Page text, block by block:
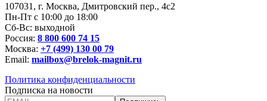
107031, г. Москва, Дмитровский пер., 4с2
Пн-Пт с 10:00 до 18:00
Сб-Вс: выходной
Россия: 8 800 600 74 15
Москва: +7 (499) 130 00 79
Email: mailbox@brelok-magnit.ru
Политика конфиденциальности
Подписка на новости